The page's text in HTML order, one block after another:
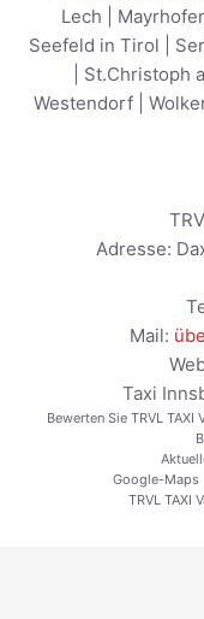
Lech
Seefeld in Tirol
St.Christoph
Westendorf
Adresse:
Mail:
Taxi
Bewerten Sie TRVL TAXI
Google-Maps
TRVL TAXI